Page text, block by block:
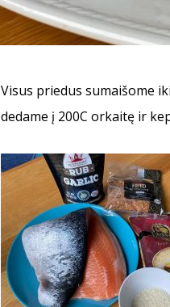
Visus priedus sumaišome
dedame į 200C orkaitę ir